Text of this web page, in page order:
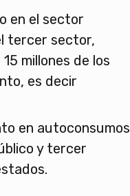
en el sector
tercer sector,
millones de los
es decir
en autoconsumos
y tercer